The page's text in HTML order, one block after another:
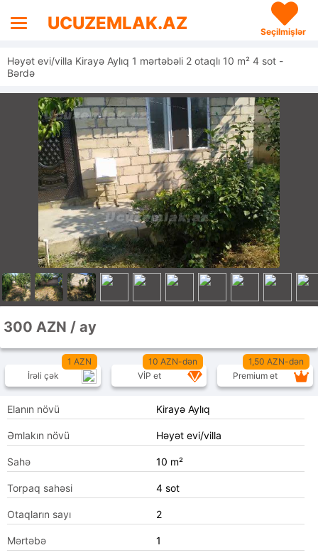
UCUZEMLAK.AZ Seçilmişlər
Həyət evi/villa Kirayə Aylıq 1 mərtəbəli 2 otaqlı 10 m² 4 sot -
Bərdə
300 AZN / ay
1 AZN
İrəli çək
10 AZN-dən
VİP et
1,50 AZN-dən
Premium et
Elanın növü Kirayə Aylıq
Əmlakın növü Həyət evi/villa
Sahə 10 m²
Torpaq sahəsi 4 sot
Otaqların sayı 2
Mərtəbə 1